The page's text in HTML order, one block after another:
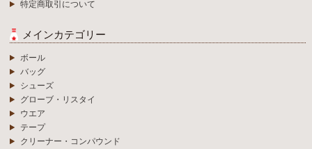
特定商取引について
メインカテゴリー
ボール
バッグ
シューズ
グローブ・リスタイ
ウエア
テープ
クリーナー・コンパウンド